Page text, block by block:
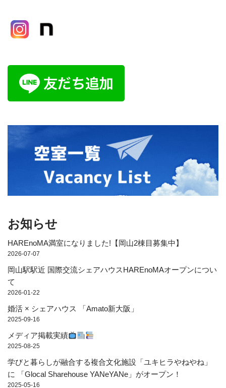
お知らせ
HAREnoMA満室になりました!【岡山2棟目募集中】
2026-07-07
岡山駅駅近 国際交流シェアハウスHAREnoMAオープンについ
て
2026-01-22
婚活 × シェアハウス 「Amato新大阪」
2025-09-16
メディア掲載実績
2025-08-25
学びと暮らしが融合する複合文化施設「ユキヒラやねやね」
に 「Glocal Sharehouse YANeYANe」がオープン！
2025-05-16